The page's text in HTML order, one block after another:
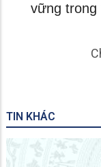
vững trong
TIN KHÁC